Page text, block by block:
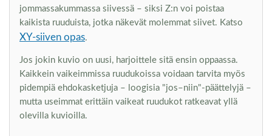
jommassakummassa siivessä – siksi Z:n voi poistaa
kaikista ruuduista, jotka näkevät molemmat siivet. Katso
XY-siiven opas.
Jos jokin kuvio on uusi, harjoittele sitä ensin oppaassa.
Kaikkein vaikeimmissa ruudukoissa voidaan tarvita myös
pidempiä ehdokasketjuja – loogisia "jos–niin"-päättelyjä –
mutta useimmat erittäin vaikeat ruudukot ratkeavat yllä
olevilla kuvioilla.